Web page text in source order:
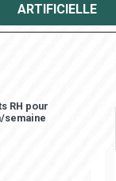
ARTIFICIELLE
RH pour
semaine